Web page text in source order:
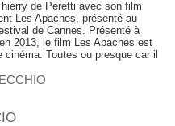
de Peretti avec son film
Les Apaches, présenté au
de Cannes. Présenté à
2013, le film Les Apaches est
Toutes ou presque car il